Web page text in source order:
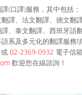
(口譯)服務，其中包括
譯、法文翻譯、德文翻
、泰文翻譯、西班牙語
系及多元化的翻譯服務
或 02-2369-0932 電子信
歡迎您在線諮詢！